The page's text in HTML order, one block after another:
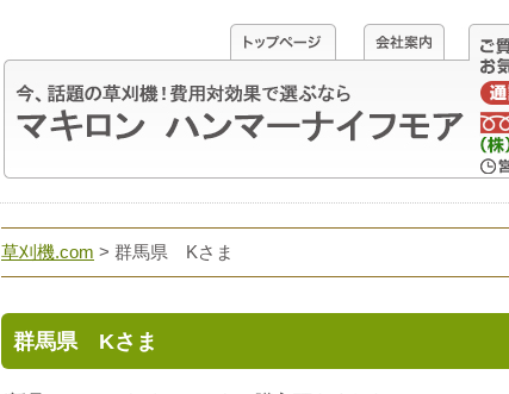
草刈機.com > 群馬県 Kさま
群馬県 Kさま